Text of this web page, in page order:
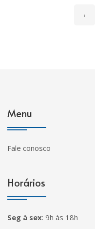
‹
Menu
Fale conosco
Horários
Seg à sex: 9h às 18h